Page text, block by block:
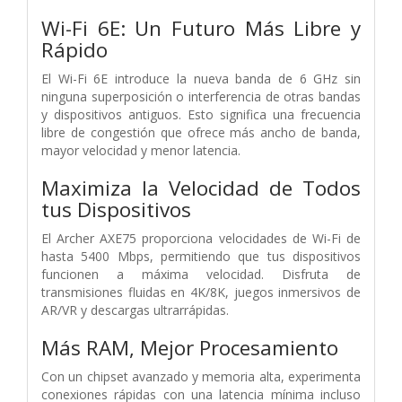
Wi-Fi 6E: Un Futuro Más Libre y
Rápido
El Wi-Fi 6E introduce la nueva banda de 6 GHz sin
ninguna superposición o interferencia de otras bandas
y dispositivos antiguos. Esto significa una frecuencia
libre de congestión que ofrece más ancho de banda,
mayor velocidad y menor latencia.
Maximiza la Velocidad de Todos
tus Dispositivos
El Archer AXE75 proporciona velocidades de Wi-Fi de
hasta 5400 Mbps, permitiendo que tus dispositivos
funcionen a máxima velocidad. Disfruta de
transmisiones fluidas en 4K/8K, juegos inmersivos de
AR/VR y descargas ultrarrápidas.
Más RAM, Mejor Procesamiento
Con un chipset avanzado y memoria alta, experimenta
conexiones rápidas con una latencia mínima incluso